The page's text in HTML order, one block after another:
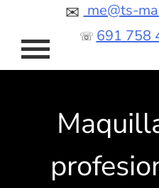
contenido
✉ me@ts-
☏ 691 758